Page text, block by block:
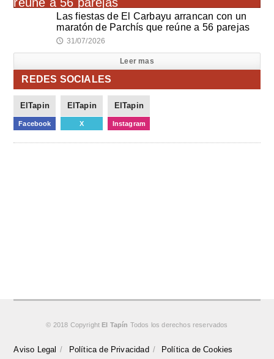
Las fiestas de El Carbayu arrancan con un
maratón de Parchís que reúne a 56 parejas
🕔 31/07/2026
Leer mas
REDES SOCIALES
ElTapin
Facebook
ElTapin
X
ElTapin
Instagram
© 2018 Copyright El Tapín Todos los derechos reservados
Aviso Legal Política de Privacidad Política de Cookies